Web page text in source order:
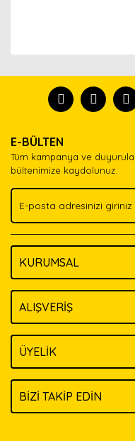
formunu kullanarak
Görüş ve önerileriniz
Ürün açıklamasında
Ürün bilgilerinde
Ürün fiyatı diğer
Bu ürüne benzer
E-BÜLTEN
Tüm kampanya ve
bültenimize kaydolunuz.
KURUMSAL
ALIŞVERİŞ
ÜYELİK
BİZİ TAKİP EDİN